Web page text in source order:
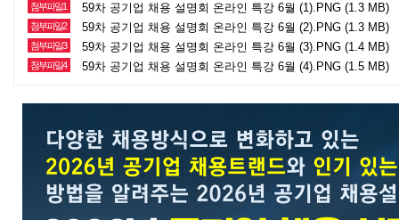
첨부파일1 59차 공기업 채용 설명회 온라인 특강 6월 (1).PNG (1.3 MB)
첨부파일2 59차 공기업 채용 설명회 온라인 특강 6월 (2).PNG (1.3 MB)
첨부파일3 59차 공기업 채용 설명회 온라인 특강 6월 (3).PNG (1.4 MB)
첨부파일4 59차 공기업 채용 설명회 온라인 특강 6월 (4).PNG (1.5 MB)